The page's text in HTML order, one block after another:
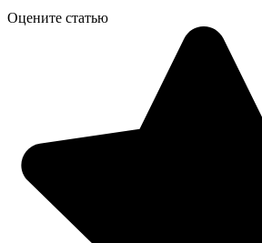
Оцените статью